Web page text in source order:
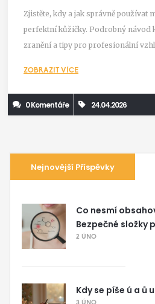
Zjistěte, kdy a jak správně používat
perfektní kůžičky. Podrobný návod
zranění a tipy pro profesionální
ZOBRAZIT VÍCE
0 Komentáře 24.04.2026
Nejnovější Příspěvky
Co nesmí
Bezpečné složky
2 ÚNO
Kdy se píše ú a ů